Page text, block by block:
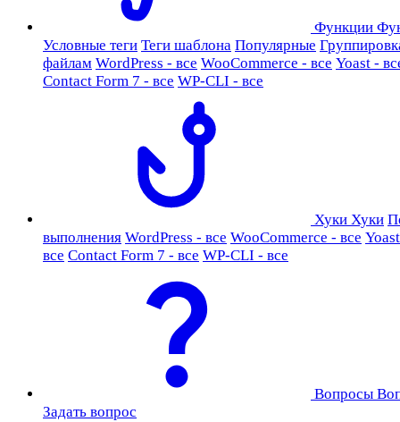
Функции
Условные теги Теги шаблона Популярные
файлам WordPress - все WooCommerce - все Yoast -
Contact Form 7 - все WP-CLI - все
Хуки Хуки
выполнения WordPress - все WooCommerce - все
все Contact Form 7 - все WP-CLI - все
Вопросы
Задать вопрос